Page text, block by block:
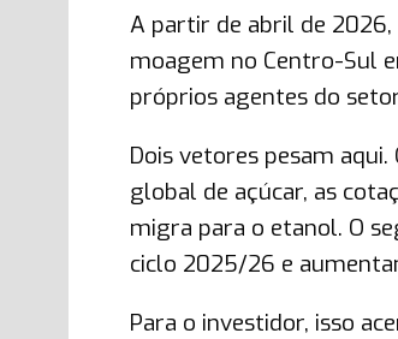
A partir de abril de
moagem no Centro-Sul
próprios agentes do
Dois vetores pesam
global de açúcar, as
migra para o etanol. O
ciclo 2025/26 e
Para o investidor, isso